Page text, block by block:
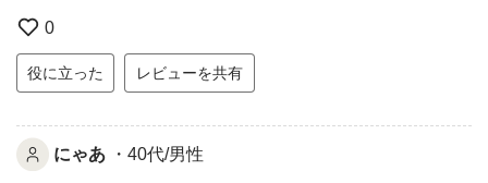
0
役に立った レビューを共有
にゃあ ・40代/男性